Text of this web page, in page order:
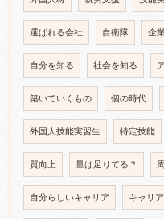
選ばれる会社 自衛隊 企
自分を知る 社会を知る
築いていくもの 個の時代
外国人技能実習生 特定技能
質向上 量は足りてる？
自分らしいキャリア キャリ